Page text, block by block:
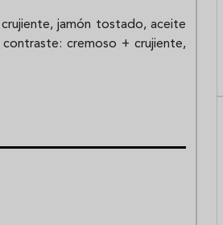
jamón tostado, aceite
cremoso + crujiente,